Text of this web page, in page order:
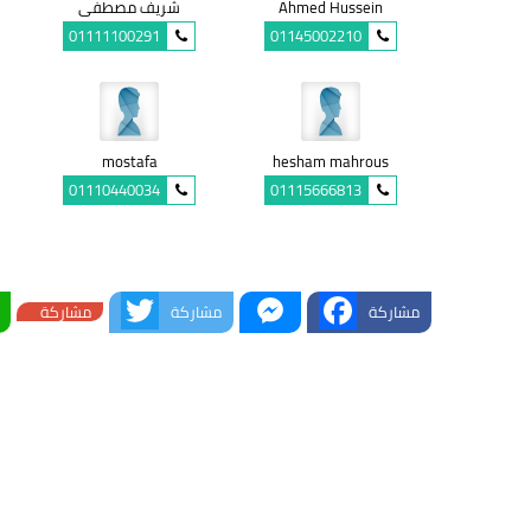
Ahmed Hussein
01145002210
شريف مصطفى
01111100291
hesham mahrous
01115666813
mostafa
01110440034
مشاركة Facebook
Messenger
مشاركة Twitterمشاركة